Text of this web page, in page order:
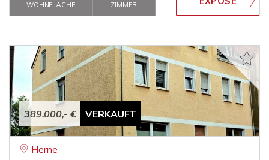
WOHNFLÄCHE
ZIMMER
389.000,- € VERKAUFT
Herne